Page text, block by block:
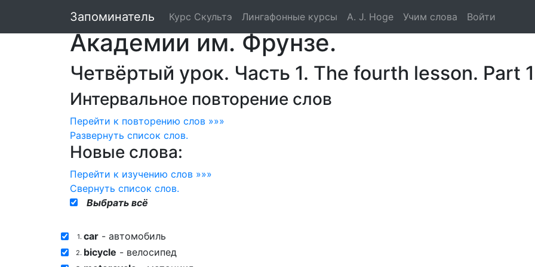
Запоминатель Курс Скультэ Лингафонные курсы A. J. Hoge Учим слова Войти
Курс английского языка по методике,
Академии им. Фрунзе.
Четвёртый урок. Часть 1. The fourth lesson. Part
Интервальное повторение слов
Перейти к повторению слов »»»
Развернуть список слов.
Новые слова:
Перейти к изучению слов »»»
Свернуть список слов.
Выбрать всё
1. car - автомобиль
2. bicycle - велосипед